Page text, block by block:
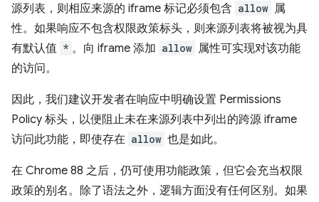
源列表，则相应来源的 iframe 标记必须包含 allow 属
性。如果响应不包含权限政策标头，则来源列表将被视为具
有默认值 * 。向 iframe 添加 allow 属性可实现对该功能
的访问。
因此，我们建议开发者在响应中明确设置 Permissions
Policy 标头，以便阻止未在来源列表中列出的跨源 iframe
访问此功能，即使存在 allow 也是如此。
在 Chrome 88 之后，仍可使用功能政策，但它会充当权限
政策的别名。除了语法之外，逻辑方面没有任何区别。如果